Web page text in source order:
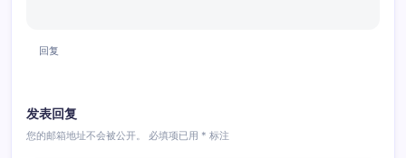
回复
发表回复
您的邮箱地址不会被公开。 必填项已用 * 标注